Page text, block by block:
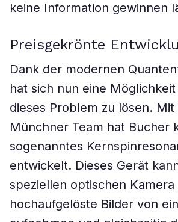
keine Information gewinnen
Preisgekrönte
Dank der modernen
hat sich nun eine
dieses Problem zu lösen. Mit
Münchner Team hat Bucher
sogenanntes
entwickelt. Dieses Gerät
speziellen optischen Kamera
hochaufgelöste Bilder von